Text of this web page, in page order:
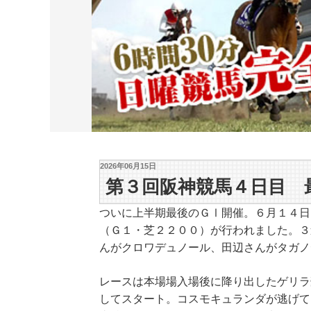
2026年06月15日
第３回阪神競馬４日目
ついに上半期最後のＧⅠ開催。６月１４
（Ｇ１・芝２２００）が行われました。
んがクロワデュノール、田辺さんがタガ
レースは本場場入場後に降り出したゲリ
してスタート。コスモキュランダが逃げ